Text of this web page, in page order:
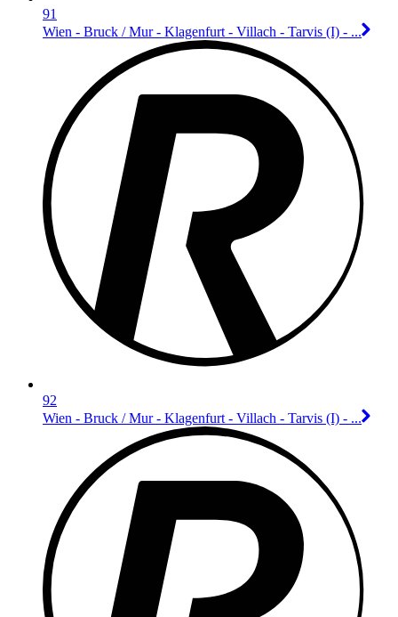
91
Wien - Bruck / Mur - Klagenfurt - Villach - Tarvis (I) - ...
92
Wien - Bruck / Mur - Klagenfurt - Villach - Tarvis (I) - ...